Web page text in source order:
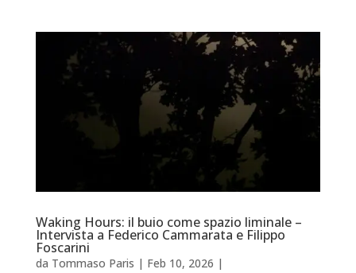
Waking Hours: il buio come spazio liminale –
Intervista a Federico Cammarata e Filippo
Foscarini
da Tommaso Paris | Feb 10, 2026 |